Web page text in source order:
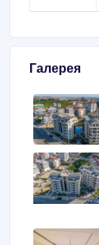
Галерея